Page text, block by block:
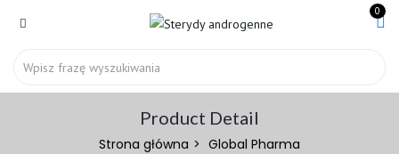
0
Product Detail
Strona główna
Global Pharma